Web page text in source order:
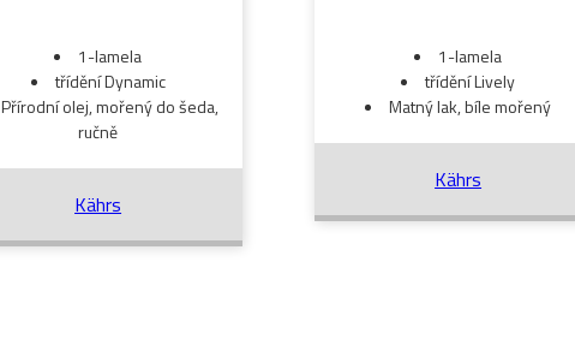
1-lamela
třídění Dynamic
Přírodní olej, mořený do šeda,
ručně
Kährs
1-lamela
třídění Lively
Matný lak, bíle mořený
Kährs